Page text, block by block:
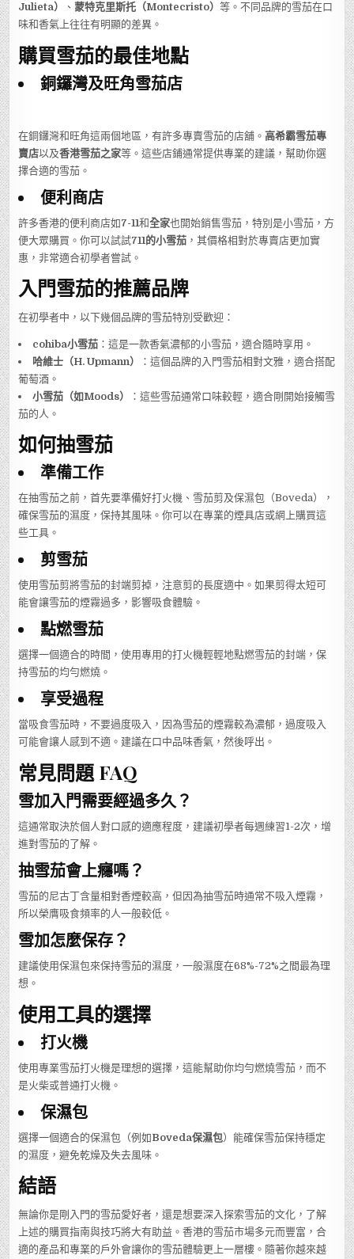
Julieta）
、蒙特克里斯托（Montecristo）等。不同品牌的雪茄在口
味和香氣上往往有明顯的差異。
購買雪茄的最佳地點
銅鑼灣及旺角雪茄店
在銅鑼灣和旺角這兩個地區，有許多專賣雪茄的店舖。高希霸雪茄專
賣店以及香港雪茄之家等。這些店鋪通常提供專業的建議，幫助你選
擇合適的雪茄。
便利商店
許多香港的便利商店如7-11和全家也開始銷售雪茄，特別是小雪茄，方
便大眾購買。你可以試試711的小雪茄 ，其價格相對於專賣店更加實
惠，非常適合初學者嘗試。
入門雪茄的推薦品牌
在初學者中，以下幾個品牌的雪茄特別受歡迎：
cohiba小雪茄 ：這是一款香氣濃郁的小雪茄，適合隨時享用。
哈維士（H. Upmann）
：這個品牌的入門雪茄相對文雅，適合搭配
葡萄酒。
小雪茄（如Moods）
：這些雪茄通常口味較輕，適合剛開始接觸雪
茄的人。
如何抽雪茄
準備工作
在抽雪茄之前，首先要準備好打火機、雪茄剪及保濕包（Boveda），
確保雪茄的濕度，保持其風味。你可以在專業的煙具店或網上購買這
些工具。
剪雪茄
使用雪茄剪將雪茄的封端剪掉，注意剪的長度適中。如果剪得太短可
能會讓雪茄的煙霧過多，影響吸食體驗。
點燃雪茄
選擇一個適合的時間，使用專用的打火機輕輕地點燃雪茄的封端，保
持雪茄的均勻燃燒。
享受過程
當吸食雪茄時，不要過度吸入，因為雪茄的煙霧較為濃郁，過度吸入
可能會讓人感到不適。建議在口中品味香氣，然後呼出。
常見問題 FAQ
雪加入門需要經過多久？
這通常取決於個人對口感的適應程度，建議初學者每週練習1-2次，增
進對雪茄的了解。
抽雪茄會上癮嗎？
雪茄的尼古丁含量相對香煙較高，但因為抽雪茄時通常不吸入煙霧，
所以榮膺吸食頻率的人一般較低。
雪加怎麼保存？
建議使用保濕包來保持雪茄的濕度，一般濕度在68%-72%之間最為理
想。
使用工具的選擇
打火機
使用專業雪茄打火機是理想的選擇，這能幫助你均勻燃燒雪茄，而不
是火柴或普通打火機。
保濕包
選擇一個適合的保濕包（例如Boveda保濕包）能確保雪茄保持穩定
的濕度，避免乾燥及失去風味。
結語
無論你是剛入門的雪茄愛好者，還是想要深入探索雪茄的文化，了解
上述的購買指南與技巧將大有助益。香港的雪茄市場多元而豐富，合
適的產品和專業的戶外會讓你的雪茄體驗更上一層樓。隨著你越來越